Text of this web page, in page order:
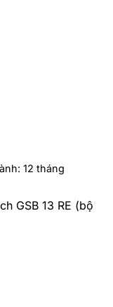
12 tháng
GSB 13 RE (bộ